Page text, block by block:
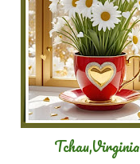
Tchau,Virginia